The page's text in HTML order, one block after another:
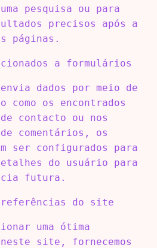
pesquisa ou para
precisos após a
páginas.
a formulários
envia dados por meio de
como os encontrados
contacto ou nos
comentários, os
ser configurados para
do usuário para
futura.
do site
uma ótima
site, fornecemos